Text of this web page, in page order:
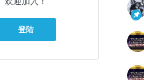
登陆